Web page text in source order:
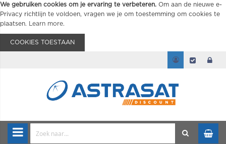
We gebruiken cookies om je ervaring te verbeteren. Om aan de nieuwe e-
Privacy richtlijn te voldoen, vragen we je om toestemming om cookies te
plaatsen.
Learn more.
COOKIES TOESTAAN